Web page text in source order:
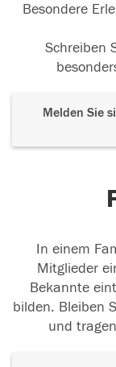
Besondere
Schreiben
Melden Sie
In einem
Mitglieder
Bekannte
bilden. Bleiben
und